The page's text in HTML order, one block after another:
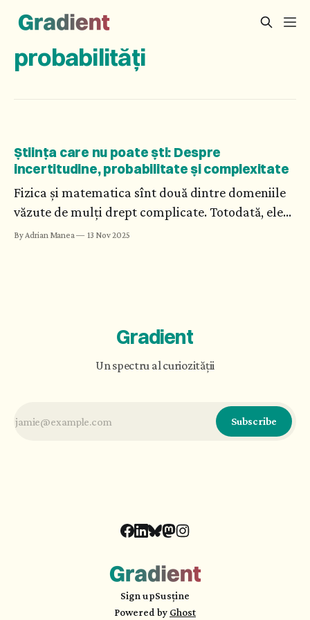
probabilități
Știința care nu poate ști: Despre
incertitudine, probabilitate și complexitate
Fizica și matematica sînt două dintre domeniile
văzute de mulți drept complicate. Totodată, ele
sînt și exacte. Ce mai înseamnă acest lucru
By Adrian Manea 13 Nov 2025
Gradient
Un spectru al curiozității
Subscribe
Sign upSusține
Powered by Ghost